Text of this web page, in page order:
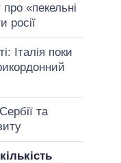
«пекельні
росії
Італія поки
та